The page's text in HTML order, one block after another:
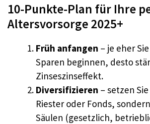
10-Punkte-Plan für Ihre
Altersvorsorge 2025+
Früh anfangen – je eher
Sparen beginnen, desto
Zinseszinseffekt.
Diversifizieren – setzen
Riester oder Fonds,
Säulen (gesetzlich,